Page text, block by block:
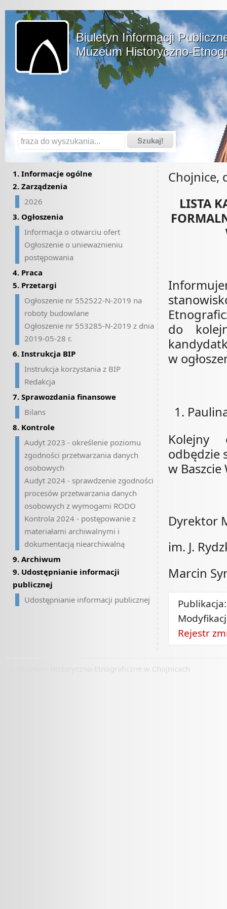
Biuletyn Informacji
Muzeum Historyczno-
1. Informacje ogólne
2. Zarządzenia
2026
3. Ogłoszenia
Informacja o otwarciu ofert
Ogłoszenie o unieważnieniu
postępowania
4. Praca
5. Przetargi
Ogłoszenie nr 552522-N-2019 na
roboty budowlane
Ogłoszenie nr 553285-N-2019 z dnia
2019-05-28 r.
6. Instrukcja BIP
Instrukcja korzystania z BIP
Redakcja
7. Sprawozdania finansowe
Bilans
8. Kontrole
Audyt 2023 - określenie poziomu
zgodności przetwarzania danych
osobowych
Audyt 2024 - sprawdzenie zgodności
procesów przetwarzania danych
osobowych z wymogami RODO
Kontrola 2024 - postępowanie z
materiałami archiwalnymi i
dokumentacją niearchiwalną
9. Archiwum
9. Udostępnianie informacji
publicznej
Udostępnianie informacji publicznej
Chojnice,
LISTA
do
w
Kolejny
odbędzie
w
Dyrektor
im. J.
Marcin
Rejestr
© Muzeum Historyczno-Etnograficzne w Chojnicach